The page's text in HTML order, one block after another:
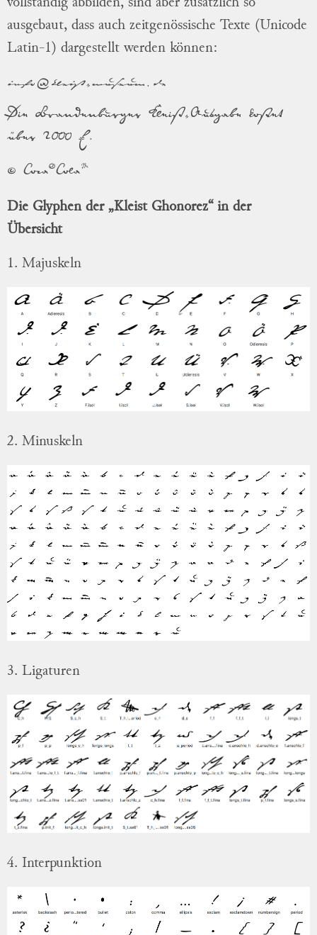
vollständig abbilden, sind aber zusätzlich so
ausgebaut, dass auch zeitgenössische Texte (Unicode
Latin-1) dargestellt werden können:
info@kleist-museum.de
Die Brandenburger Kleist-Ausgabe kostet
über 2000 €.
© Coca®Cola™
Die Glyphen der „Kleist Ghonorez“ in der
Übersicht
1. Majuskeln
2. Minuskeln
3. Ligaturen
4. Interpunktion